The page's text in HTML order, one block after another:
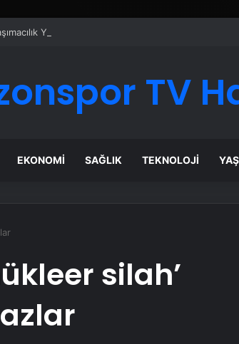
Yazılımı
TV
EKONOMI SAĞLIK TEKNOLOJI
silah’